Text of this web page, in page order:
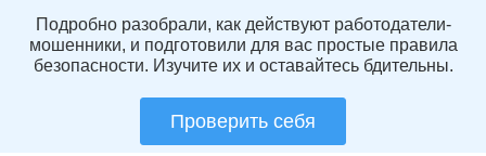
Подробно разобрали, как действуют работодатели-
мошенники, и подготовили для вас простые правила
безопасности. Изучите их и оставайтесь бдительны.
Проверить себя